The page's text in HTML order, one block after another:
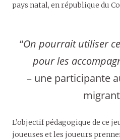
pays natal, en république du
“On pourrait utiliser
pour les
– une participante
L’objectif pédagogique de ce
joueuses et les joueurs